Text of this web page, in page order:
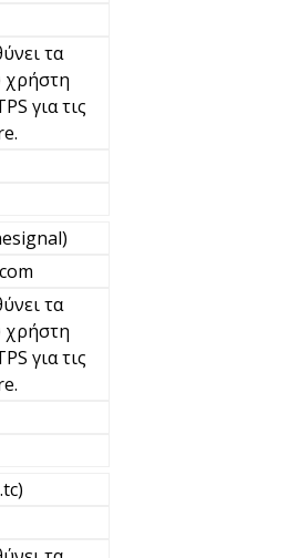
τα
χρήστη
για τις
τα
χρήστη
για τις